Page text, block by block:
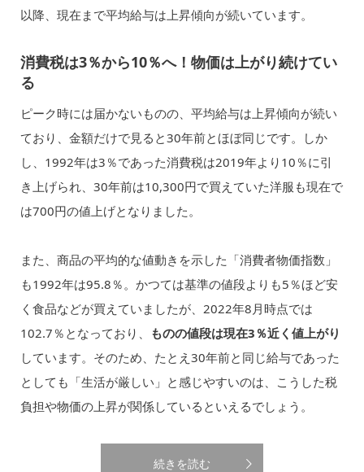
以降、現在まで平均給与は上昇傾向が続いています。
消費税は3％から10％へ！物価は上がり続けてい
る
ピーク時には届かないものの、平均給与は上昇傾向が続い
ており、金額だけで見ると30年前とほぼ同じです。しか
し、1992年は3％であった消費税は2019年より10％に引
き上げられ、30年前は10,300円で買えていた洋服も現在で
は700円の値上げとなりました。
また、商品の平均的な値動きを示した「消費者物価指数」
も1992年は95.8％。かつては基準の値段よりも5％ほど安
く食品などが買えていましたが、2022年8月時点では
102.7％となっており、
ものの値段は現在3％近く値上がり
しています。そのため、たとえ30年前と同じ給与であった
としても「生活が厳しい」と感じやすいのは、こうした税
負担や物価の上昇が関係しているといえるでしょう。
続きを読む